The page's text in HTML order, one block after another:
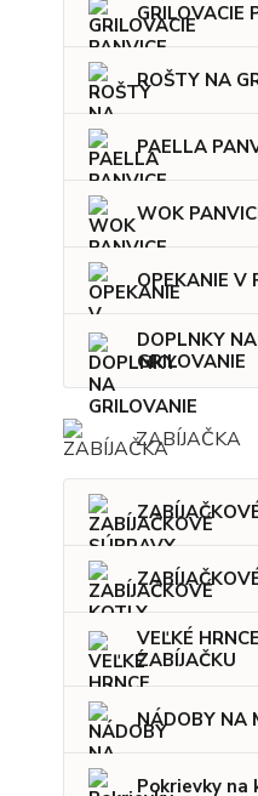
GRILOVACIE
ROŠTY NA
PAELLA
WOK
OPEKANIE V
DOPLNKY NA
GRILOVANIE
ZABÍJAČKA
VEĽKÉ
ZABÍJAČKU
NÁDOBY NA
Pokrievky na